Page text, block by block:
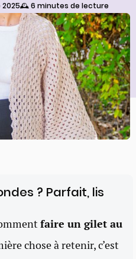
2025🕰️ 6 minutes de lecture
? Parfait, lis
faire un gilet au
chose à retenir, c’est